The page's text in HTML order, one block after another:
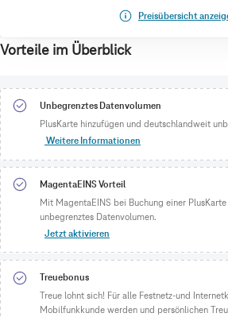
Preisübersicht
Vorteile im Überblick
Unbegrenztes Datenvolumen
PlusKarte hinzufügen und deutschlandweit
Weitere Informationen
MagentaEINS Vorteil
Mit MagentaEINS bei Buchung einer
unbegrenztes Datenvolumen.
Jetzt aktivieren
Treuebonus
Treue lohnt sich! Für alle Festnetz-und
Mobilfunkkunde werden und persönlichen